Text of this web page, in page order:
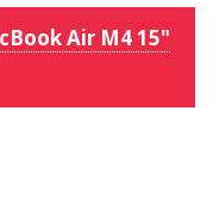
Air M4 15"